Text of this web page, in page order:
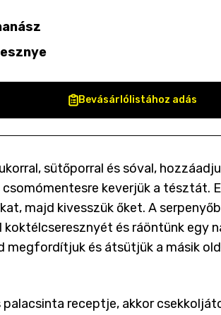
Bevásárlólistához adás
sütőporral és sóval,
keverjük a tésztát.
majd kivesszük őket. A
és ráöntünk egy
megfordítjuk és átsütjük a másik
receptje, akkor